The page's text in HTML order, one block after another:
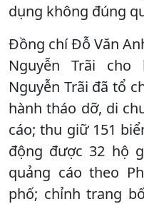
dụng không đúng
Đồng chí Đỗ Văn
Nguyễn Trãi
Nguyễn Trãi đã tổ
hành tháo dỡ, di
cáo; thu giữ 151
động được 32 hộ
quảng cáo theo
phố; chỉnh trang